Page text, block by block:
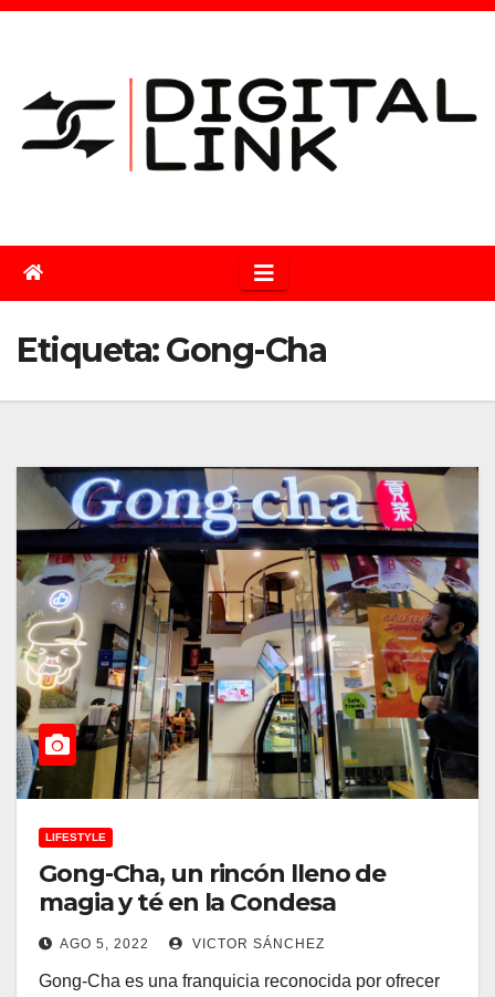
Saltar
Etiqueta:Gong-Cha
LIFESTYLE
Gong-Cha, un rincón lleno de
magia y té en la Condesa
AGO 5, 2022 VICTOR SÁNCHEZ
Gong-Cha es una franquicia reconocida por ofrecer